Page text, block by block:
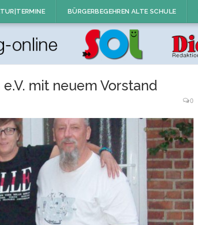
BÜRGERBEGEHREN ALTE SCHULE
mit neuem Vorstand
0